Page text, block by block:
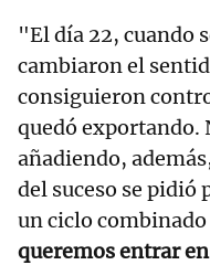
"El día 22, cuando
cambiaron el
consiguieron
quedó exportando.
añadiendo,
del suceso se pidió
un ciclo
queremos entrar